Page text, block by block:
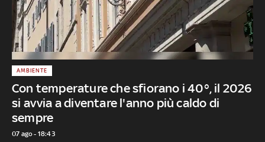
Con temperature che sfiorano i 40°, il 2026
si avvia a diventare l'anno più caldo di
sempre
AMBIENTE
07 ago - 18:43